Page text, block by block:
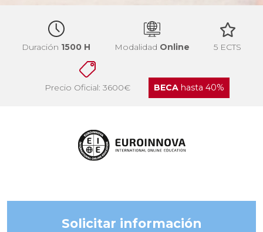
Duración 1500 H Modalidad Online 5 ECTS
Precio Oficial: 3600€ BECAhasta 40%
Solicitar información